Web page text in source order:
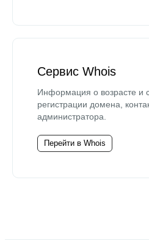
Сервис Whois
Информация о возрасте и
регистрации домена,
администратора.
Перейти в Whois